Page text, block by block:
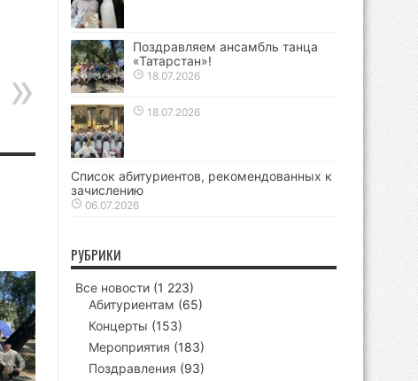
Поздравляем ансамбль танца
«Татарстан»!
18.07.2026
18.07.2026
Список абитуриентов, рекомендованных к
зачислению
06.07.2026
РУБРИКИ
Все новости (1 223)
Абитуриентам (65)
Концерты (153)
Мероприятия (183)
Поздравления (93)